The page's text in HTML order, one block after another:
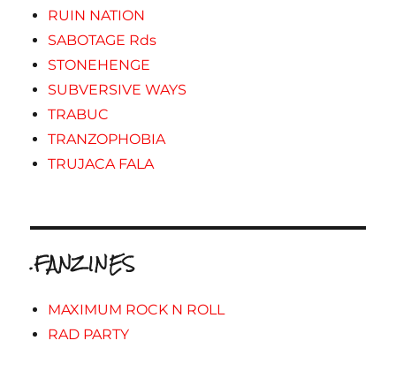
RUIN NATION
SABOTAGE Rds
STONEHENGE
SUBVERSIVE WAYS
TRABUC
TRANZOPHOBIA
TRUJACA FALA
.FANZINES
MAXIMUM ROCK N ROLL
RAD PARTY